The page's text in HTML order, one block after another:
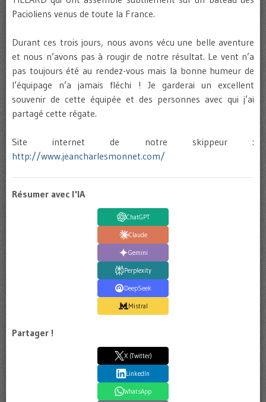
Pacioliens venus de toute la France.
Durant ces trois jours, nous avons vécu une belle aventure
et nous n’avons pas à rougir de notre résultat. Le vent n’a
pas toujours été au rendez-vous mais la bonne humeur de
l’équipage n’a jamais fléchi ! Je garderai un excellent
souvenir de cette équipée et des personnes avec qui j’ai
partagé cette régate.
Site internet de notre skippeur :
http://www.jeancharlesmonnet.com/
Résumer avec l'IA
ChatGPT
Claude
Gemini
Perplexity
DeepSeek
Mistral
Partager !
X (Twitter)
LinkedIn
WhatsApp